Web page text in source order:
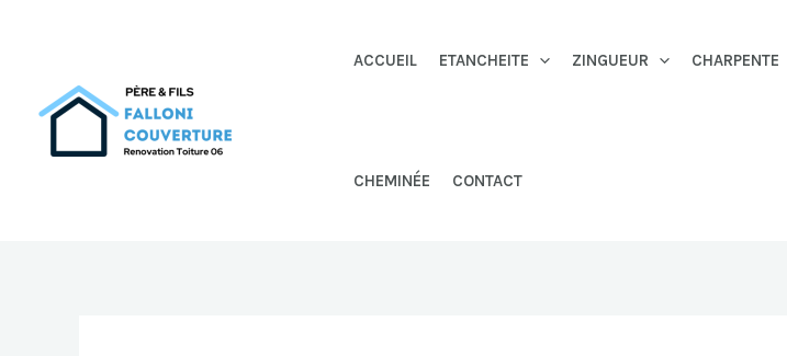
ACCUEIL ETANCHEITE ZINGUEUR CHARPENTE
CHEMINÉE CONTACT